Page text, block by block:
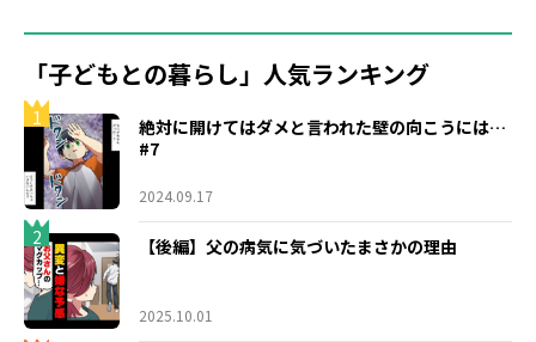
「子どもとの暮らし」人気ランキング
1
絶対に開けてはダメと言われた壁の向こうには…
#7
2024.09.17
2 【後編】父の病気に気づいたまさかの理由
2025.10.01